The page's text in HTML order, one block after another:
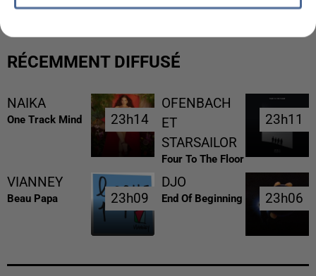
RÉCEMMENT DIFFUSÉ
NAIKA
One Track Mind 23h14
23h14
OFENBACH
ET
STARSAILOR
Four To The Floor
23h11
23h11
VIANNEY
Beau Papa 23h09
23h09
DJO
End Of Beginning 23h06
23h06